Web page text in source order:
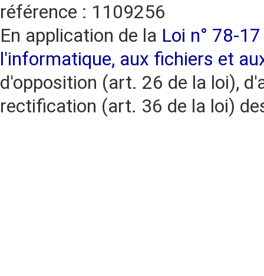
référence : 1109256
En application de la Loi n° 78-
l'informatique, aux fichiers et
d'opposition (art. 26 de la loi),
rectification (art. 36 de la loi)